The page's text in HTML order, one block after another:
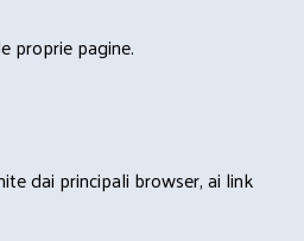
proprie pagine.
dai principali browser, ai link